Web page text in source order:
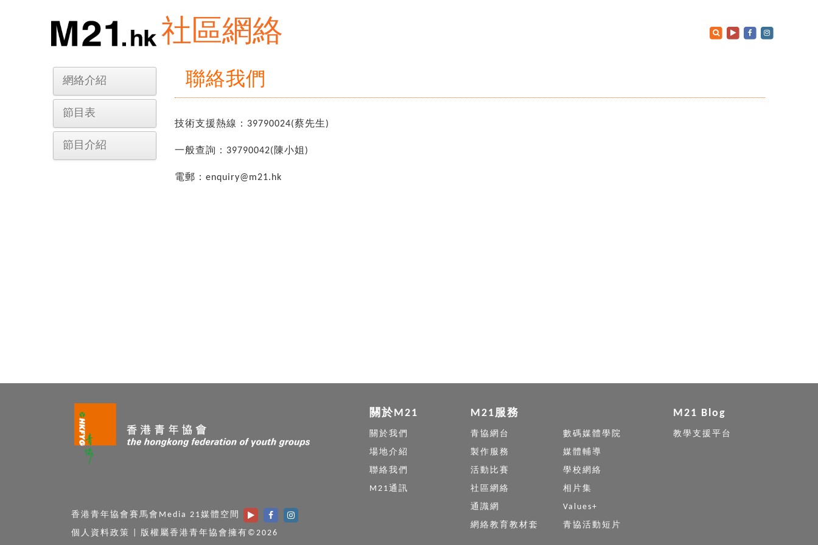
社區網絡
網絡介紹
節目表
節目介紹
聯絡我們
技術支援熱線：39790024(蔡先生)
一般查詢：39790042(陳小姐)
電郵：enquiry@m21.hk
香港青年協會賽馬會Media 21媒體空間
個人資料政策
版權屬香港青年協會擁有©2026
關於M21
關於我們
場地介紹
聯絡我們
M21通訊
M21服務
青協網台
數碼媒體學院
製作服務
媒體輔導
活動比賽
學校網絡
社區網絡
相片集
通識網
Values+
網絡教育教材套
青協活動短片
M21 Blog
教學支援平台